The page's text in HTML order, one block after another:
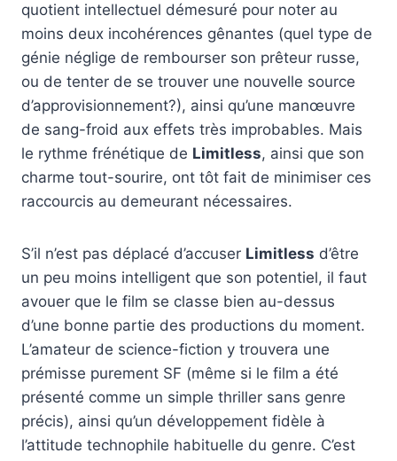
quotient intellectuel démesuré pour noter au
moins deux incohérences gênantes (quel type de
génie néglige de rembourser son prêteur russe,
ou de tenter de se trouver une nouvelle source
d’approvisionnement?), ainsi qu’une manœuvre
de sang-froid aux effets très improbables. Mais
le rythme frénétique de Limitless, ainsi que son
charme tout-sourire, ont tôt fait de minimiser ces
raccourcis au demeurant nécessaires.
S’il n’est pas déplacé d’accuser Limitless d’être
un peu moins intelligent que son potentiel, il faut
avouer que le film se classe bien au-dessus
d’une bonne partie des productions du moment.
L’amateur de science-fiction y trouvera une
prémisse purement SF (même si le film a été
présenté comme un simple thriller sans genre
précis), ainsi qu’un développement fidèle à
l’attitude technophile habituelle du genre. C’est